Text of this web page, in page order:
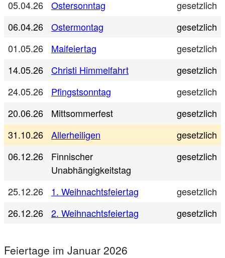
05.04.26
Ostersonntag
gesetzlich
06.04.26
Ostermontag
gesetzlich
01.05.26
Maifeiertag
gesetzlich
14.05.26
Christi Himmelfahrt
gesetzlich
24.05.26
Pfingstsonntag
gesetzlich
20.06.26
Mittsommerfest
gesetzlich
31.10.26
Allerheiligen
gesetzlich
06.12.26
Finnischer
Unabhängigkeitstag
gesetzlich
25.12.26 1. Weihnachtsfeiertag
gesetzlich
26.12.26
2. Weihnachtsfeiertag gesetzlich
Feiertage im Januar 2026